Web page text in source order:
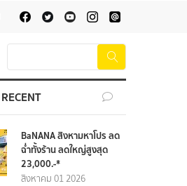
RECENT
BaNANA สิงหามหาโปร ลด
ฉ่ำทั้งร้าน ลดใหญ่สูงสุด
23,000.-*
สิงหาคม 01 2026